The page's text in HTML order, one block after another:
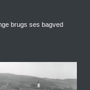
brugs ses bagved